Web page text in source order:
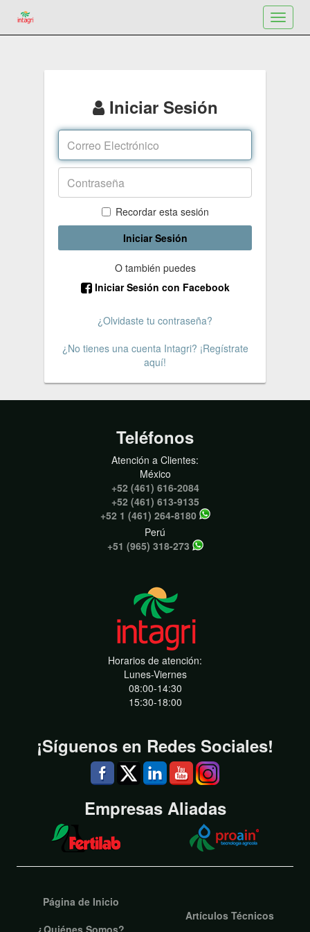
Toggle
Iniciar Sesión
Recordar esta sesión
Iniciar Sesión
O también puedes
Iniciar Sesión con Facebook
¿Olvidaste tu contraseña?
¿No tienes una cuenta Intagri? ¡Regístrate
aquí!
Teléfonos
Atención a Clientes:
México
+52 (461) 616-2084
+52 (461) 613-9135
+52 1 (461) 264-8180
Perú
+51 (965) 318-273
Horarios de atención:
Lunes-Viernes
08:00-14:30
15:30-18:00
¡Síguenos en Redes Sociales!
Empresas Aliadas
Página de Inicio
¿Quiénes Somos?
Artículos Técnicos